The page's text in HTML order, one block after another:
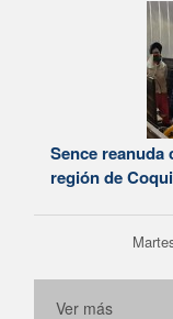
Sence reanuda
región de
Ver más